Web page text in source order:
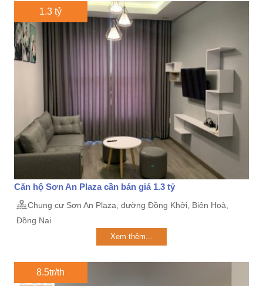
1.3 tỷ
Căn hộ Sơn An Plaza cần bán giá 1.3 tỷ
Chung cư Sơn An Plaza, đường Đồng Khởi, Biên Hoà,
Đồng Nai
Xem thêm...
8.5tr/th